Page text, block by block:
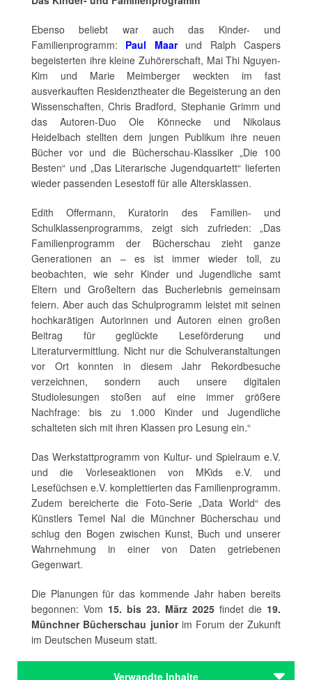
Ebenso beliebt war auch das Kinder- und
Familienprogramm: Paul Maarund Ralph Caspers
begeisterten ihre kleine Zuhörerschaft, Mai Thi Nguyen-
Kim und Marie Meimberger weckten im fast
ausverkauften Residenztheater die Begeisterung an den
Wissenschaften, Chris Bradford, Stephanie Grimm und
das Autoren-Duo Ole Könnecke und Nikolaus
Heidelbach stellten dem jungen Publikum ihre neuen
Bücher vor und die Bücherschau-Klassiker „Die 100
Besten“ und „Das Literarische Jugendquartett“ lieferten
wieder passenden Lesestoff für alle Altersklassen.
Edith Offermann, Kuratorin des Familien- und
Schulklassenprogramms, zeigt sich zufrieden: „Das
Familienprogramm der Bücherschau zieht ganze
Generationen an – es ist immer wieder toll, zu
beobachten, wie sehr Kinder und Jugendliche samt
Eltern und Großeltern das Bucherlebnis gemeinsam
feiern. Aber auch das Schulprogramm leistet mit seinen
hochkarätigen Autorinnen und Autoren einen großen
Beitrag für geglückte Leseförderung und
Literaturvermittlung. Nicht nur die Schulveranstaltungen
vor Ort konnten in diesem Jahr Rekordbesuche
verzeichnen, sondern auch unsere digitalen
Studiolesungen stoßen auf eine immer größere
Nachfrage: bis zu 1.000 Kinder und Jugendliche
schalteten sich mit ihren Klassen pro Lesung ein.“
Das Werkstattprogramm von Kultur- und Spielraum e.V.
und die Vorleseaktionen von MKids e.V. und
Lesefüchsen e.V. komplettierten das Familienprogramm.
Zudem bereicherte die Foto-Serie „Data World“ des
Künstlers Temel Nal die Münchner Bücherschau und
schlug den Bogen zwischen Kunst, Buch und unserer
Wahrnehmung in einer von Daten getriebenen
Gegenwart.
Die Planungen für das kommende Jahr haben bereits
begonnen: Vom 15. bis 23. März 2025 findet die 19.
Münchner Bücherschau junior im Forum der Zukunft
im Deutschen Museum statt.
Verwandte Inhalte